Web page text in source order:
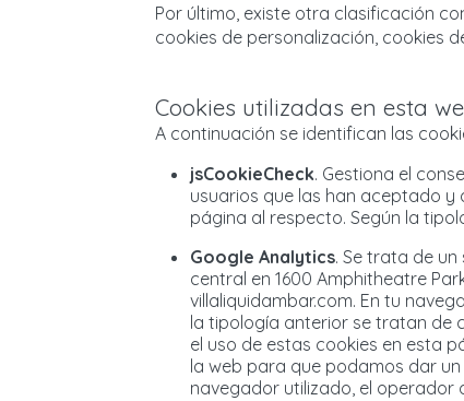
Por último, existe otra clasificación
cookies de personalización, cookies
Cookies utilizadas en esta
A continuación se identifican las
jsCookieCheck. Gestiona el
usuarios que las han aceptado y
página al respecto. Según la
Google Analytics. Se trata de
central en 1600 Amphitheatre
villaliquidambar.com. En tu
la tipología anterior se tratan de
el uso de estas cookies en esta
la web para que podamos dar
navegador utilizado, el operador